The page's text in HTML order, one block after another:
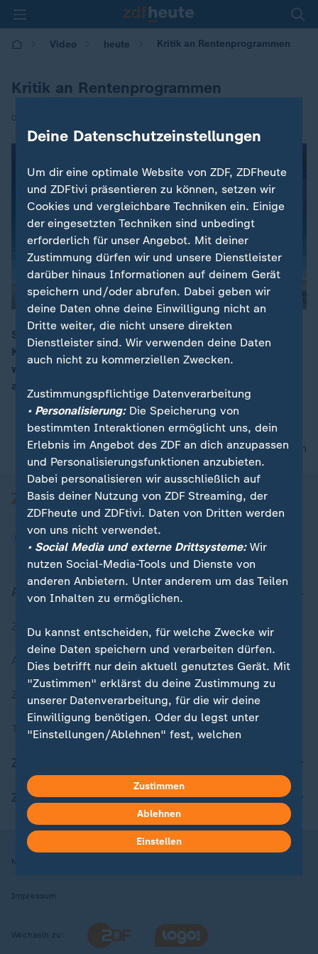
Video heute Kritik an Rentenprogrammen
Kritik an Rentenprogrammen
08.08.2017 | 19:08
00:05
Sind die Parteien ehrlich, wenn es um die Rente geht?
Keineswegs, sagen zwei führende Wirtschafts-
wissenschaftler und kritisieren die Wahlprogramme
aller Parteien.
nach oben
Aktuell bei ZDFheute
Zuletzt veröffentlicht
Aktuelle Sendungs-Videos
ZDFheute Stories
Themen im Überblick
ZDFheute Apps
Nutzungsbedingungen
Impressum
Wechseln zu:
Deine Datenschutzeinstellungen
Um dir eine optimale Website von ZDF, ZDFheute
und ZDFtivi präsentieren zu können, setzen wir
Cookies und vergleichbare Techniken ein. Einige
der eingesetzten Techniken sind unbedingt
erforderlich für unser Angebot. Mit deiner
Zustimmung dürfen wir und unsere Dienstleister
darüber hinaus Informationen auf deinem Gerät
speichern und/oder abrufen. Dabei geben wir
deine Daten ohne deine Einwilligung nicht an
Dritte weiter, die nicht unsere direkten
Dienstleister sind. Wir verwenden deine Daten
auch nicht zu kommerziellen Zwecken.
Zustimmungspflichtige Datenverarbeitung
• Personalisierung:Die Speicherung von
bestimmten Interaktionen ermöglicht uns, dein
Erlebnis im Angebot des ZDF an dich anzupassen
und Personalisierungsfunktionen anzubieten.
Dabei personalisieren wir ausschließlich auf
Basis deiner Nutzung von ZDF Streaming, der
ZDFheute und ZDFtivi. Daten von Dritten werden
von uns nicht verwendet.
• Social Media und externe Drittsysteme:Wir
nutzen Social-Media-Tools und Dienste von
anderen Anbietern. Unter anderem um das Teilen
von Inhalten zu ermöglichen.
Du kannst entscheiden, für welche Zwecke wir
deine Daten speichern und verarbeiten dürfen.
Dies betrifft nur dein aktuell genutztes Gerät. Mit
"Zustimmen" erklärst du deine Zustimmung zu
unserer Datenverarbeitung, für die wir deine
Einwilligung benötigen. Oder du legst unter
"Einstellungen/Ablehnen" fest, welchen
kannst du jederzeit mit Wirkung für die Zukunft
in deinen Einstellungen widerrufen oder ändern.
Hier findest du das Impressum.
Weitere Informationen findest du in unserer
Zustimmen
Ablehnen
Einstellen